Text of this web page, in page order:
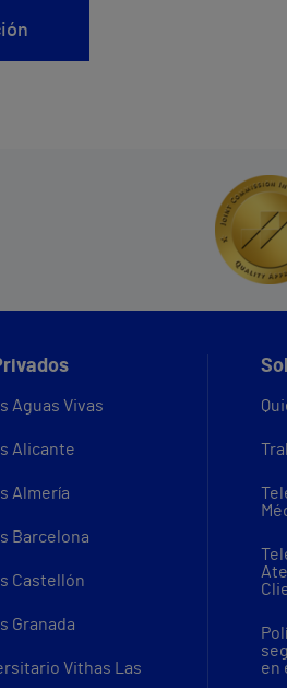
Aguas Vivas
Alicante
Almería
Barcelona
Castellón
Granada
Vithas Las
en